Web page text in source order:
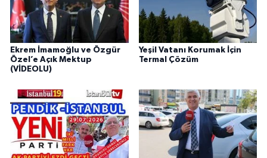
Ekrem İmamoğlu ve Özgür
Özel’e Açık Mektup
(VİDEOLU)
Yeşil Vatanı Korumak İçin
Termal Çözüm